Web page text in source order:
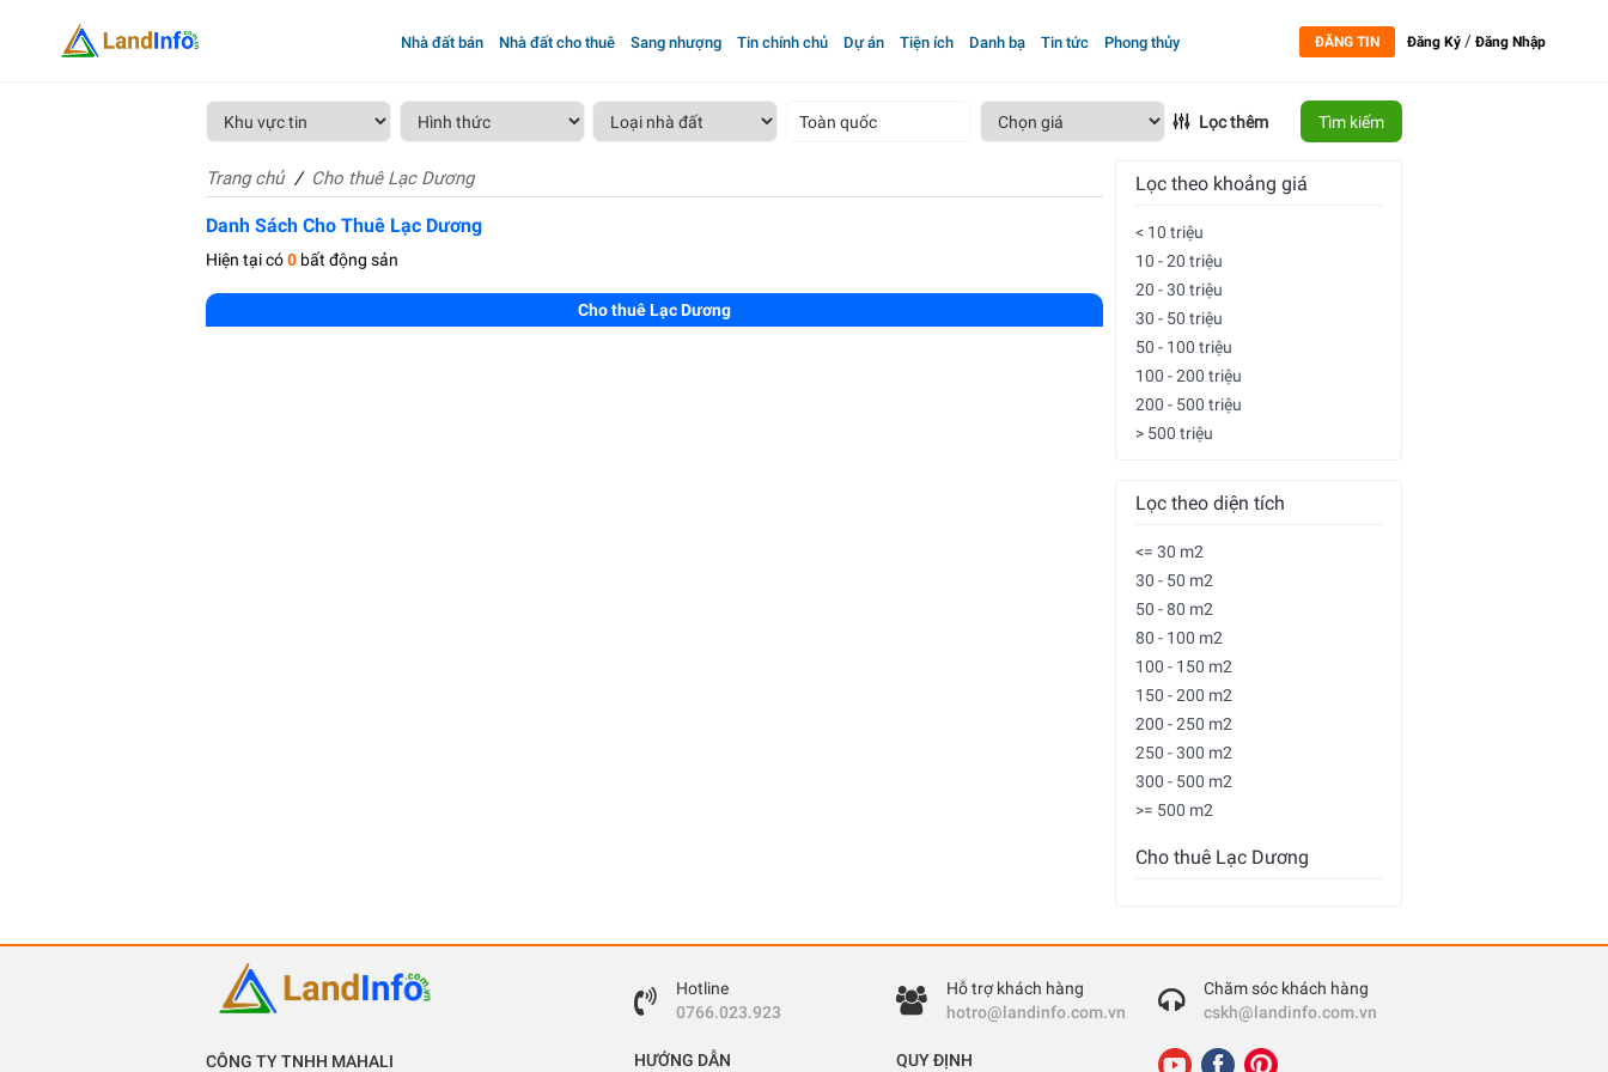
Nhà đất bán Nhà đất cho thuê Sang nhượng Tin chính chủ Dự án Tiện ích Danh bạ Tin tức Phong thủy ĐĂNG TIN Đăng Ký /Đăng Nhập
Toàn quốc Lọc thêm Tìm kiếm
Trang chủ Cho thuê Lạc Dương
Danh Sách Cho Thuê Lạc Dương
Hiện tại có0 bất động sản
Cho thuê Lạc Dương
Lọc theo khoảng giá
< 10 triệu
10 - 20 triệu
20 - 30 triệu
30 - 50 triệu
50 - 100 triệu
100 - 200 triệu
200 - 500 triệu
> 500 triệu
Lọc theo diện tích
<= 30 m2
30 - 50 m2
50 - 80 m2
80 - 100 m2
100 - 150 m2
150 - 200 m2
200 - 250 m2
250 - 300 m2
300 - 500 m2
>= 500 m2
Cho thuê Lạc Dương
CÔNG TY TNHH MAHALI
Hotline
0766.023.923
Hỗ trợ khách hàng
hotro@landinfo.com.vn
Chăm sóc khách hàng
cskh@landinfo.com.vn
HƯỚNG DẪN QUY ĐỊNH